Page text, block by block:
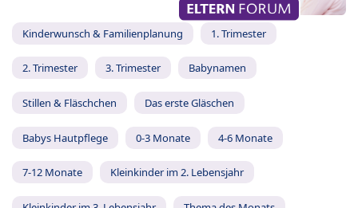
Kinderwunsch & Familienplanung 1. Trimester
2. Trimester 3. Trimester Babynamen
Stillen & Fläschchen Das erste Gläschen
Babys Hautpflege 0-3 Monate 4-6 Monate
7-12 Monate Kleinkinder im 2. Lebensjahr